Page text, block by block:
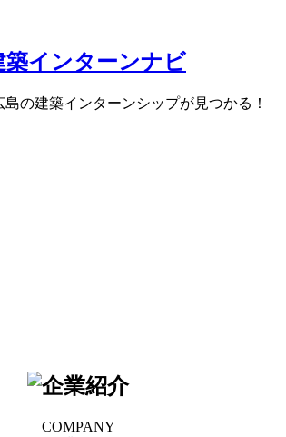
の建築インターンシップが見つかる！
COMPANY